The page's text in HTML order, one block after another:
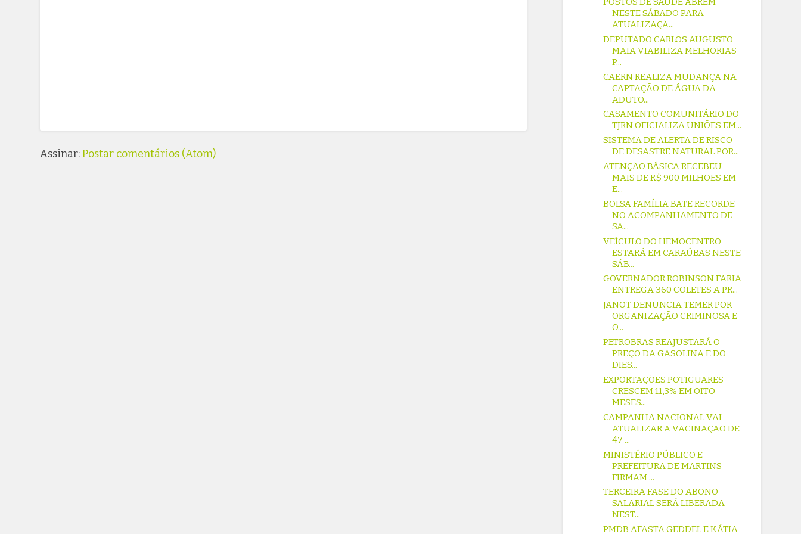
Assinar:Postar comentários (Atom)
NESTE SÁBADO PARA
ATUALIZAÇÃ...
DEPUTADO CARLOS AUGUSTO
MAIA VIABILIZA MELHORIAS
P...
CAERN REALIZA MUDANÇA NA
CAPTAÇÃO DE ÁGUA DA
ADUTO...
CASAMENTO COMUNITÁRIO DO
TJRN OFICIALIZA UNIÕES EM...
SISTEMA DE ALERTA DE RISCO
DE DESASTRE NATURAL POR...
ATENÇÃO BÁSICA RECEBEU
MAIS DE R$ 900 MILHÕES EM
E...
BOLSA FAMÍLIA BATE RECORDE
NO ACOMPANHAMENTO DE
SA...
VEÍCULO DO HEMOCENTRO
ESTARÁ EM CARAÚBAS NESTE
SÁB...
GOVERNADOR ROBINSON FARIA
ENTREGA 360 COLETES A PR...
JANOT DENUNCIA TEMER POR
ORGANIZAÇÃO CRIMINOSA E
O...
PETROBRAS REAJUSTARÁ O
PREÇO DA GASOLINA E DO
DIES...
EXPORTAÇÕES POTIGUARES
CRESCEM 11,3% EM OITO
MESES...
CAMPANHA NACIONAL VAI
ATUALIZAR A VACINAÇÃO DE
47 ...
MINISTÉRIO PÚBLICO E
PREFEITURA DE MARTINS
FIRMAM ...
TERCEIRA FASE DO ABONO
SALARIAL SERÁ LIBERADA
NEST...
PMDB AFASTA GEDDEL E KÁTIA